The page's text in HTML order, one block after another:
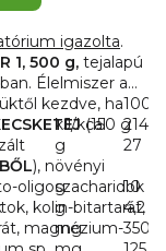
igazolta.
1, 500 g, tejalapú
Élelmiszer a
kezdve, ha
(150 g
), növényi
oligoszacharidok
kolin-bitartarát,
magnézium-
100 g
kJ/kcal
2142/
g
27
g
10
g
4,2
mg
350